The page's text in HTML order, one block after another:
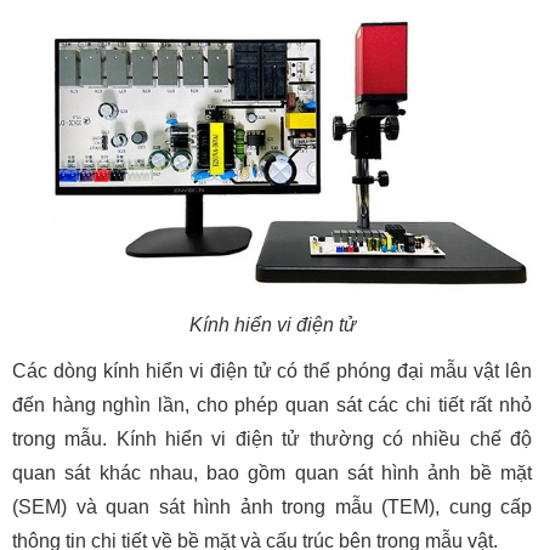
Kính hiển vi điện tử
Các dòng kính hiển vi điện tử có thể phóng đại mẫu vật lên
đến hàng nghìn lần, cho phép quan sát các chi tiết rất nhỏ
trong mẫu. Kính hiển vi điện tử thường có nhiều chế độ
quan sát khác nhau, bao gồm quan sát hình ảnh bề mặt
(SEM) và quan sát hình ảnh trong mẫu (TEM), cung cấp
thông tin chi tiết về bề mặt và cấu trúc bên trong mẫu vật.